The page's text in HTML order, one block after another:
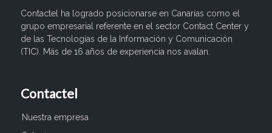
Contactel ha logrado posicionarse en Canarias como el
grupo empresarial referente en el sector Contact Center y
de las Tecnologías de la Información y Comunicación
(TIC). Más de 16 años de experiencia nos avalan.
Contactel
Nuestra empresa